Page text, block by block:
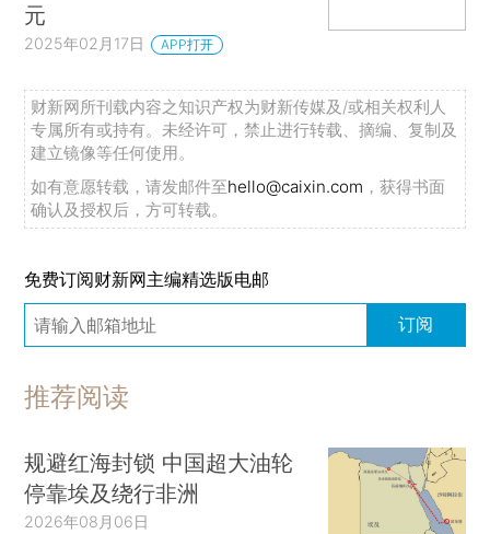
元
2025年02月17日 APP打开
财新网所刊载内容之知识产权为财新传媒及/或相关权利人
专属所有或持有。未经许可，禁止进行转载、摘编、复制及
建立镜像等任何使用。
如有意愿转载，请发邮件至hello@caixin.com ，获得书面
确认及授权后，方可转载。
免费订阅财新网主编精选版电邮
订阅
推荐阅读
规避红海封锁 中国超大油轮
停靠埃及绕行非洲
2026年08月06日